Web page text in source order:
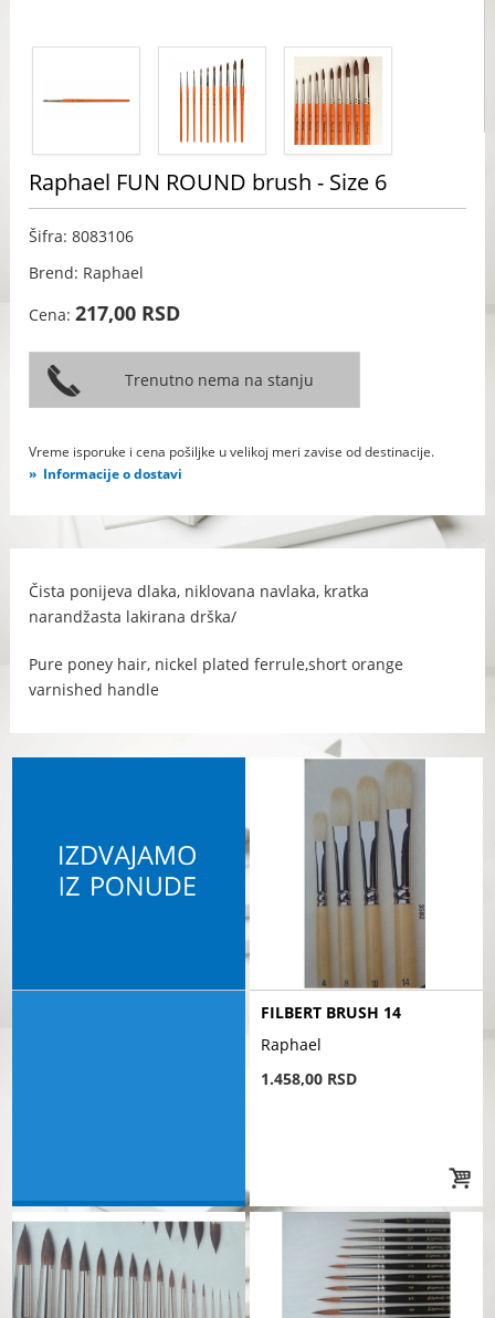
Raphael FUN ROUND brush - Size 6
Šifra: 8083106
Brend: Raphael
Cena:217,00 RSD
Vreme isporuke i cena pošiljke u velikoj meri zavise od destinacije.
Informacije o dostavi
Čista ponijeva dlaka, niklovana navlaka, kratka
narandžasta lakirana drška/
Pure poney hair, nickel plated ferrule,short orange
varnished handle
FILBERT BRUSH 14
Raphael
1.458,00 RSD